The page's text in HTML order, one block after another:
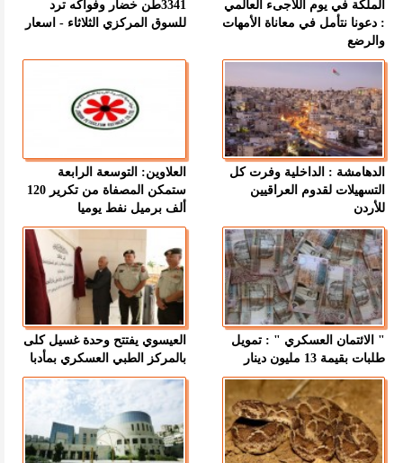
الملكة في يوم اللاجىء العالمي
: دعونا نتأمل في معاناة الأمهات
والرضع
3341طن خضار وفواكه ترد
للسوق المركزي الثلاثاء - اسعار
الدهامشة : الداخلية وفرت كل
التسهيلات لقدوم العراقيين
للأردن
العلاوين: التوسعة الرابعة
ستمكن المصفاة من تكرير 120
ألف برميل نفط يوميا
" الائتمان العسكري " : تمويل
طلبات بقيمة 13 مليون دينار
العيسوي يفتتح وحدة غسيل كلى
بالمركز الطبي العسكري بمأدبا